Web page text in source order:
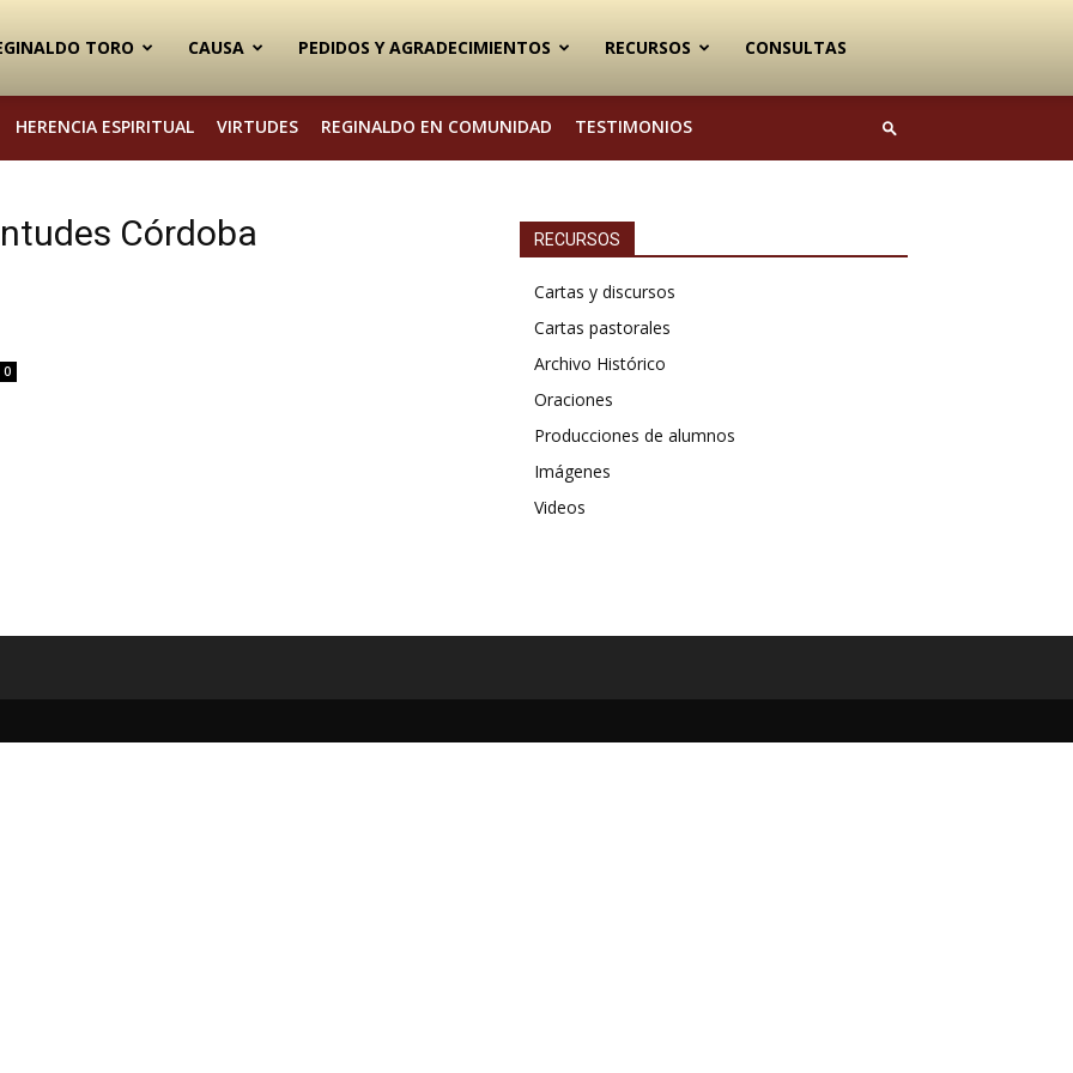
TORO CAUSA PEDIDOS Y AGRADECIMIENTOS RECURSOS CONSULTAS
HERENCIA ESPIRITUAL VIRTUDES REGINALDO EN COMUNIDAD TESTIMONIOS
Córdoba
0
RECURSOS
Cartas y discursos
Cartas pastorales
Archivo Histórico
Oraciones
Producciones de alumnos
Imágenes
Videos